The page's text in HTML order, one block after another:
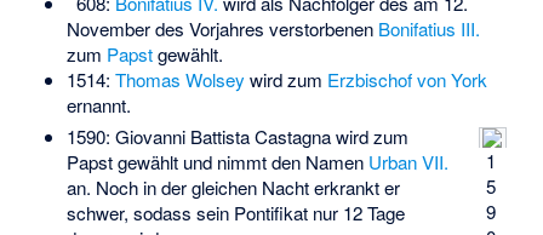
November des Vorjahres verstorbenen Bonifatius III.
zum Papstgewählt.
1514: Thomas Wolsey wird zum Erzbischof von York
ernannt.
1
5
9
1590: Giovanni Battista Castagna wird zum
Papst gewählt und nimmt den Namen Urban VII.
an. Noch in der gleichen Nacht erkrankt er
schwer, sodass sein Pontifikat nur 12 Tage